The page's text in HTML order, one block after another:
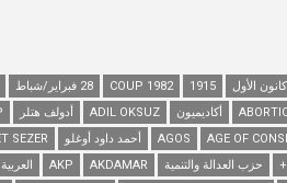
1915
1982 COUP 28 فبراير/شباط
أكاديميون ADIL OKSUZ أدولف هتلر
AGE OF
AGOS أحمد داود أوغلو
SEZER
حزب العدالة والتنمية AKDAMAR
AKP العربية